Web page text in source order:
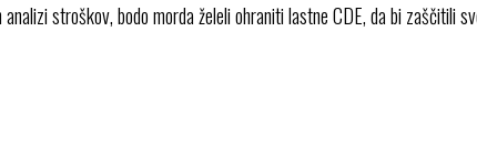
stroškov, bodo morda želeli ohraniti lastne CDE, da bi zaščitili